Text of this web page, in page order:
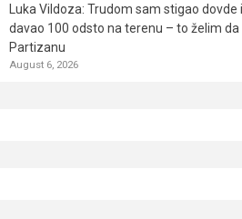
Luka Vildoza: Trudom sam stigao dovde
davao 100 odsto na terenu – to želim da
Partizanu
August 6, 2026